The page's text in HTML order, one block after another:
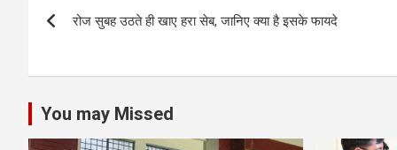
A
p
o
k
g n
navigation
रोज सुबह उठते ही खाए हरा सेब, जानिए क्या है इसके फायदे
You may Missed